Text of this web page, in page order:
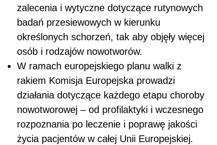
zalecenia i wytyczne dotyczące rutynowych
badań przesiewowych w kierunku
określonych schorzeń, tak aby objęły więcej
osób i rodzajów nowotworów.
W ramach europejskiego planu walki z
rakiem Komisja Europejska prowadzi
działania dotyczące każdego etapu choroby
nowotworowej – od profilaktyki i wczesnego
rozpoznania po leczenie i poprawę jakości
życia pacjentów w całej Unii Europejskiej.